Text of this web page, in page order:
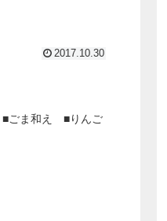
2017.10.30
ごま和え ■りんご